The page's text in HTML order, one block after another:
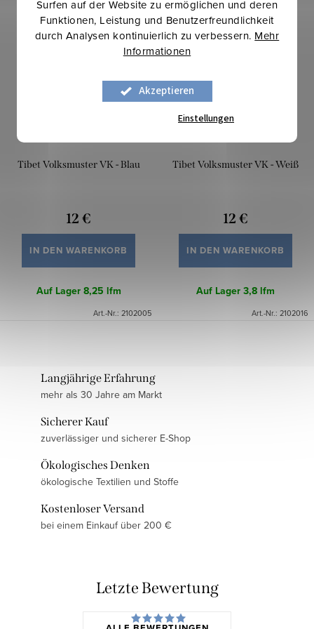
Surfen auf der Website zu ermöglichen und deren
Funktionen, Leistung und Benutzerfreundlichkeit
durch Analysen kontinuierlich zu verbessern. Mehr
Informationen
Akzeptieren
Einstellungen
Tibet Volksmuster VK - Blau
12 €
IN DEN WARENKORB
Auf Lager8,25 lfm
Art.-Nr.: 2102005
Tibet Volksmuster VK - Weiß
12 €
IN DEN WARENKORB
Auf Lager3,8 lfm
Art.-Nr.: 2102016
Langjährige Erfahrung
mehr als 30 Jahre am Markt
Sicherer Kauf
zuverlässiger und sicherer E-Shop
Ökologisches Denken
ökologische Textilien und Stoffe
Kostenloser Versand
bei einem Einkauf über 200 €
Letzte Bewertung